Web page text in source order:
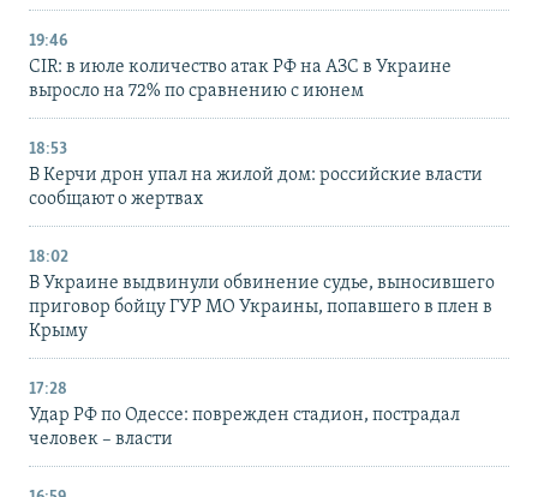
19:46
CIR: в июле количество атак РФ на АЗС в Украине
выросло на 72% по сравнению с июнем
18:53
В Керчи дрон упал на жилой дом: российские власти
сообщают о жертвах
18:02
В Украине выдвинули обвинение судье, выносившего
приговор бойцу ГУР МО Украины, попавшего в плен в
Крыму
17:28
Удар РФ по Одессе: поврежден стадион, пострадал
человек – власти